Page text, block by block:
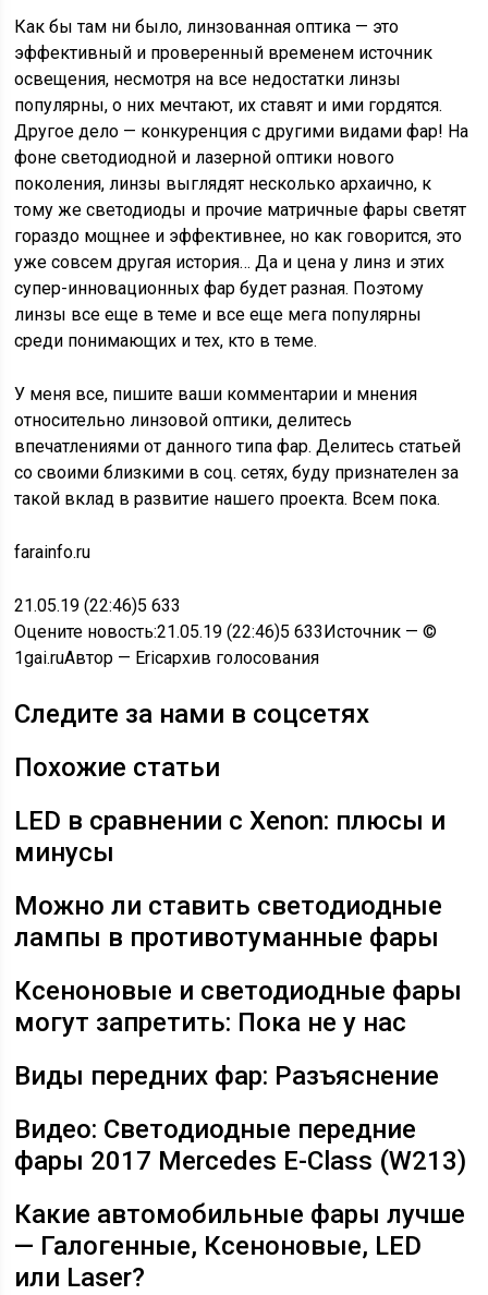
Как бы там ни было, линзованная оптика — это
эффективный и проверенный временем источник
освещения, несмотря на все недостатки линзы
популярны, о них мечтают, их ставят и ими гордятся.
Другое дело — конкуренция с другими видами фар! На
фоне светодиодной и лазерной оптики нового
поколения, линзы выглядят несколько архаично, к
тому же светодиоды и прочие матричные фары светят
гораздо мощнее и эффективнее, но как говорится, это
уже совсем другая история… Да и цена у линз и этих
супер-инновационных фар будет разная. Поэтому
линзы все еще в теме и все еще мега популярны
среди понимающих и тех, кто в теме.
У меня все, пишите ваши комментарии и мнения
относительно линзовой оптики, делитесь
впечатлениями от данного типа фар. Делитесь статьей
со своими близкими в соц. сетях, буду признателен за
такой вклад в развитие нашего проекта. Всем пока.
farainfo.ru
21.05.19 (22:46)5 633
Оцените новость:21.05.19 (22:46)5 633Источник — ©
1gai.ruАвтор — Ericархив голосования
Следите за нами в соцсетях
Похожие статьи
LED в сравнении с Xenon: плюсы и
минусы
Можно ли ставить светодиодные
лампы в противотуманные фары
Ксеноновые и светодиодные фары
могут запретить: Пока не у нас
Виды передних фар: Разъяснение
Видео: Светодиодные передние
фары 2017 Mercedes E-Class (W213)
Какие автомобильные фары лучше
— Галогенные, Ксеноновые, LED
или Laser?